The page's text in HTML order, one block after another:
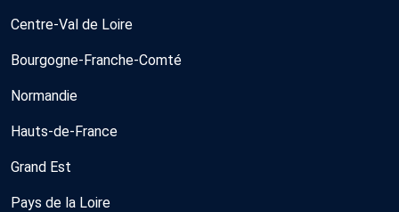
Centre-Val de Loire
Bourgogne-Franche-Comté
Normandie
Hauts-de-France
Grand Est
Pays de la Loire